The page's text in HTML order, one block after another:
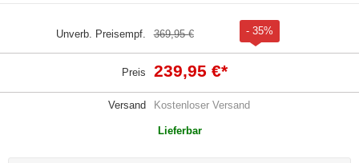
Unverb. Preisempf. 369,95 € - 35%
Preis 239,95 €*
Versand Kostenloser Versand
Lieferbar